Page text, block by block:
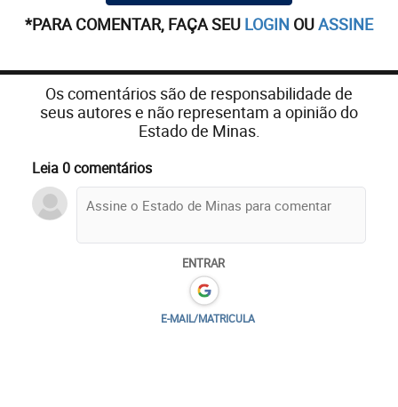
*PARA COMENTAR, FAÇA SEU LOGIN OUASSINE
Os comentários são de responsabilidade de
seus autores e não representam a opinião do
Estado de Minas.
Leia 0 comentários
ENTRAR
E-MAIL/MATRICULA